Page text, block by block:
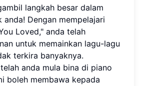
langkah besar dalam
anda! Dengan mempelajari
Loved," anda telah
untuk memainkan lagu-lagu
terkira banyaknya.
anda mula bina di piano
boleh membawa kepada